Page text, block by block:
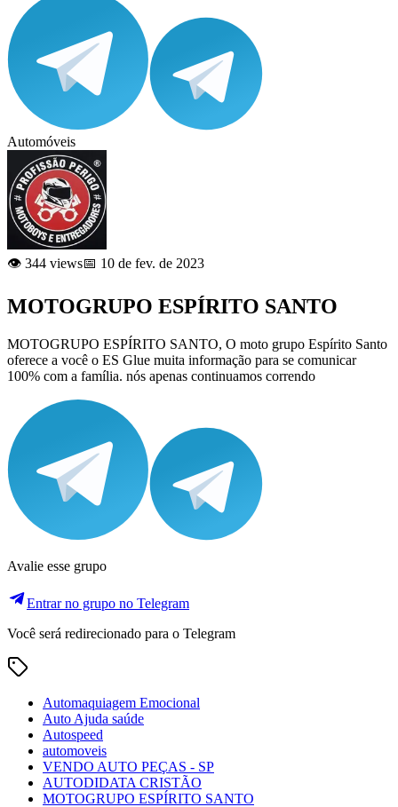
Automóveis
👁️ 344 views📅 10 de fev. de 2023
MOTOGRUPO ESPÍRITO SANTO
MOTOGRUPO ESPÍRITO SANTO, O moto grupo Espírito Santo
oferece a você o ES Glue muita informação para se comunicar
100% com a família. nós apenas continuamos correndo
Avalie esse grupo
Entrar no grupo no Telegram
Você será redirecionado para o Telegram
Automaquiagem Emocional
Auto Ajuda saúde
Autospeed
automoveis
VENDO AUTO PEÇAS - SP
AUTODIDATA CRISTÃO
MOTOGRUPO ESPÍRITO SANTO